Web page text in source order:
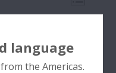
Abrir
language
the Americas.